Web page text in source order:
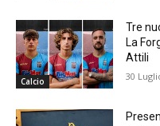
Calcio
Tre
La
Attili
30